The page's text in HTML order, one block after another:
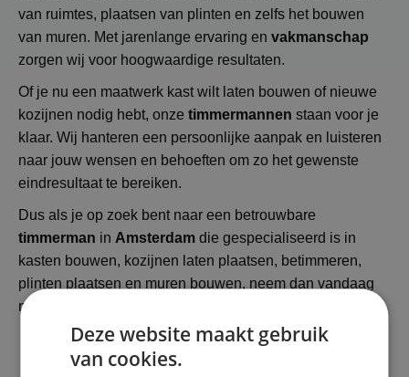
van ruimtes, plaatsen van plinten en zelfs het bouwen
van muren. Met jarenlange ervaring en vakmanschap
zorgen wij voor hoogwaardige resultaten.
Of je nu een maatwerk kast wilt laten bouwen of nieuwe
kozijnen nodig hebt, onze timmermannen staan voor je
klaar. Wij hanteren een persoonlijke aanpak en luisteren
naar jouw wensen en behoeften om zo het gewenste
eindresultaat te bereiken.
Dus als je op zoek bent naar een betrouwbare
timmerman in Amsterdam die gespecialiseerd is in
kasten bouwen, kozijnen laten plaatsen, betimmeren,
plinten plaatsen en muren bouwen, neem dan vandaag
nog contact met ons op!
Deze website maakt gebruik
van cookies.